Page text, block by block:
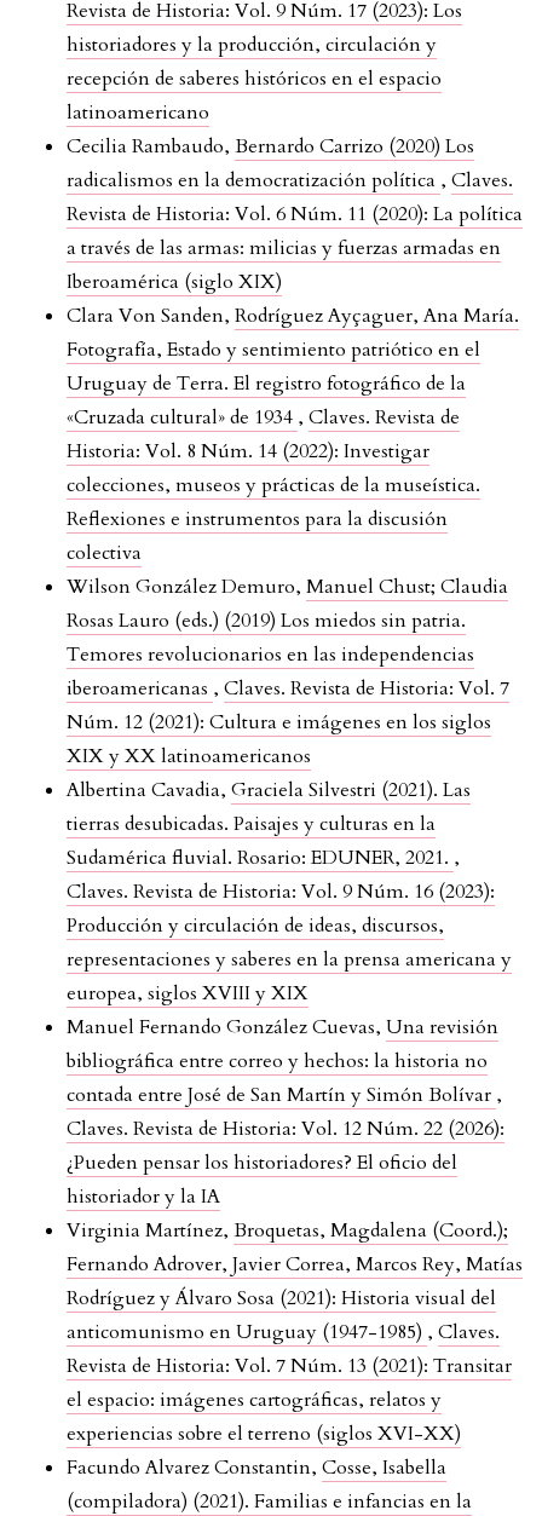
Revista de Historia: Vol. 9 Núm. 17 (2023): Los
historiadores y la producción, circulación y
recepción de saberes históricos en el espacio
latinoamericano
Cecilia Rambaudo, Bernardo Carrizo (2020) Los
radicalismos en la democratización política , Claves.
Revista de Historia: Vol. 6 Núm. 11 (2020): La política
a través de las armas: milicias y fuerzas armadas en
Iberoamérica (siglo XIX)
Clara Von Sanden, Rodríguez Ayçaguer, Ana María.
Fotografía, Estado y sentimiento patriótico en el
Uruguay de Terra. El registro fotográfico de la
«Cruzada cultural» de 1934 , Claves. Revista de
Historia: Vol. 8 Núm. 14 (2022): Investigar
colecciones, museos y prácticas de la museística.
Reflexiones e instrumentos para la discusión
colectiva
Wilson González Demuro, Manuel Chust; Claudia
Rosas Lauro (eds.) (2019) Los miedos sin patria.
Temores revolucionarios en las independencias
iberoamericanas , Claves. Revista de Historia: Vol. 7
Núm. 12 (2021): Cultura e imágenes en los siglos
XIX y XX latinoamericanos
Albertina Cavadia, Graciela Silvestri (2021). Las
tierras desubicadas. Paisajes y culturas en la
Sudamérica fluvial. Rosario: EDUNER, 2021. ,
Claves. Revista de Historia: Vol. 9 Núm. 16 (2023):
Producción y circulación de ideas, discursos,
representaciones y saberes en la prensa americana y
europea, siglos XVIII y XIX
Manuel Fernando González Cuevas, Una revisión
bibliográfica entre correo y hechos: la historia no
contada entre José de San Martín y Simón Bolívar ,
Claves. Revista de Historia: Vol. 12 Núm. 22 (2026):
¿Pueden pensar los historiadores? El oficio del
historiador y la IA
Virginia Martínez, Broquetas, Magdalena (Coord.);
Fernando Adrover, Javier Correa, Marcos Rey, Matías
Rodríguez y Álvaro Sosa (2021): Historia visual del
anticomunismo en Uruguay (1947-1985) , Claves.
Revista de Historia: Vol. 7 Núm. 13 (2021): Transitar
el espacio: imágenes cartográficas, relatos y
experiencias sobre el terreno (siglos XVI-XX)
Facundo Alvarez Constantin, Cosse, Isabella
(compiladora) (2021). Familias e infancias en la